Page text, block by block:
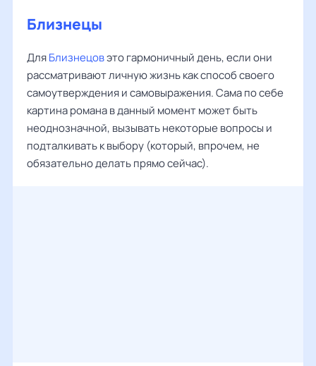
Близнецы
ДляБлизнецовэто гармоничный день, если они
рассматривают личную жизнь как способ своего
самоутверждения и самовыражения. Сама по себе
картина романа в данный момент может быть
неоднозначной, вызывать некоторые вопросы и
подталкивать к выбору (который, впрочем, не
обязательно делать прямо сейчас).